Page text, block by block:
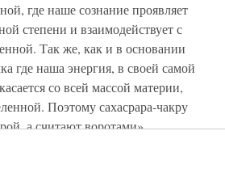
где наше сознание проявляет
степени и взаимодействует с
Так же, как и в основании
где наша энергия, в своей самой
со всей массой материи,
Поэтому сахасрара-чакру
а считают воротами».